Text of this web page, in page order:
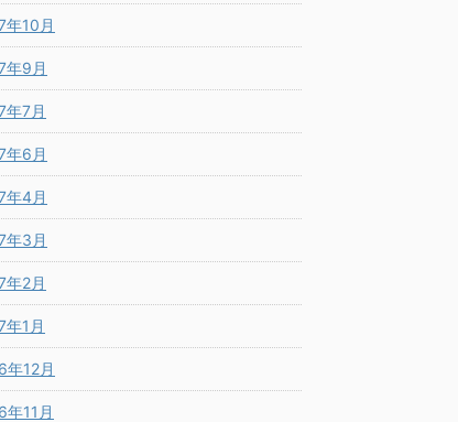
年10月
年9月
年7月
年6月
年4月
年3月
年2月
年1月
年12月
年11月